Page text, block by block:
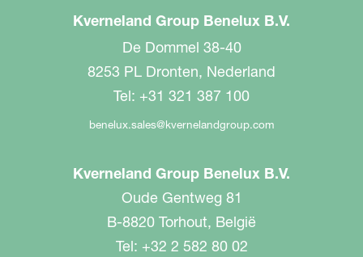
Kverneland Group Benelux B.V.
De Dommel 38-40
8253 PL Dronten, Nederland
Tel: +31 321 387 100
benelux.sales@kvernelandgroup.com
Kverneland Group Benelux B.V.
Oude Gentweg 81
B-8820 Torhout, België
Tel: +32 2 582 80 02